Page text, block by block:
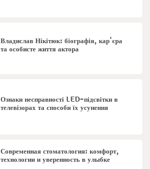
Владислав Нікітюк: біографія, кар’єра
та особисте життя актора
Ознаки несправності LED-підсвітки в
телевізорах та способи їх усунення
Современная стоматология: комфорт,
технологии и уверенность в улыбке